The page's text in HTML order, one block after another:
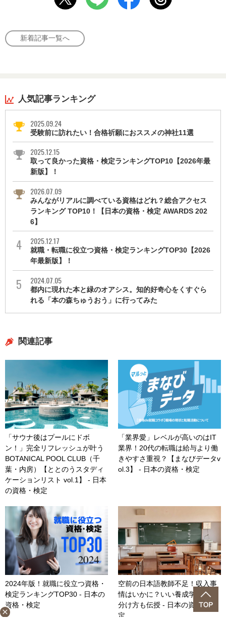
新着記事一覧へ
人気記事ランキング
2025.09.24
受験前に訪れたい！合格祈願におススメの神社11選
2025.12.15
取って良かった資格・検定ランキングTOP10【2026年最
新版】！
2026.07.09
みんながリアルに調べている資格はどれ？総合アクセス
ランキング TOP10！【日本の資格・検定 AWARDS 202
6】
2025.12.17
就職・転職に役立つ資格・検定ランキングTOP30【2026
年最新版】！
2024.07.05
都内に現れた本と緑のオアシス。知的好奇心をくすぐら
れる「本の森ちゅうおう」に行ってみた
関連記事
「サウナ後はプールにドボ
ン！」完全リフレッシュが叶う
BOTANICAL POOL CLUB（千
葉・内房）【ととのうスタディ
ケーションリスト vol.1】 - 日本
の資格・検定
「業界愛」レベルが高いのはIT
業界！20代の転職は給与より働
きやすさ重視？【まなびデータv
ol.3】 - 日本の資格・検定
2024年版！就職に役立つ資格・
検定ランキングTOP30 - 日本の
資格・検定
空前の日本語教師不足！収入事
情はいかに？いい養成学校の見
分け方も伝授 - 日本の資格・検
定
close